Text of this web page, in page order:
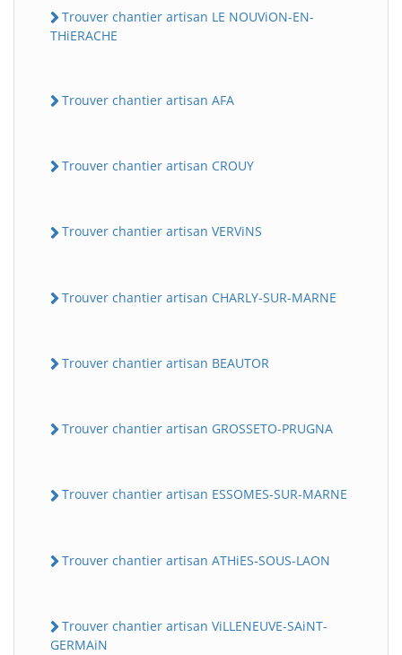
Trouver chantier artisan LE NOUViON-EN-
THiERACHE
Trouver chantier artisan AFA
Trouver chantier artisan CROUY
Trouver chantier artisan VERViNS
Trouver chantier artisan CHARLY-SUR-MARNE
Trouver chantier artisan BEAUTOR
Trouver chantier artisan GROSSETO-PRUGNA
Trouver chantier artisan ESSOMES-SUR-MARNE
Trouver chantier artisan ATHiES-SOUS-LAON
Trouver chantier artisan ViLLENEUVE-SAiNT-
GERMAiN